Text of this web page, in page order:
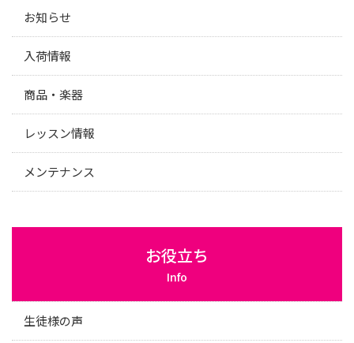
お知らせ
入荷情報
商品・楽器
レッスン情報
メンテナンス
お役立ち
Info
生徒様の声